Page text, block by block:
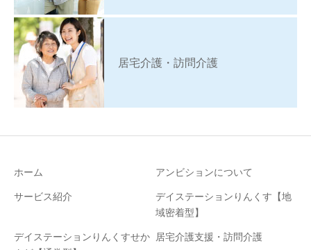
居宅介護・訪問介護
ホーム
アンビションについて
サービス紹介
デイステーションりんくす【地
域密着型】
デイステーションりんくすせか 居宅介護支援・訪問介護